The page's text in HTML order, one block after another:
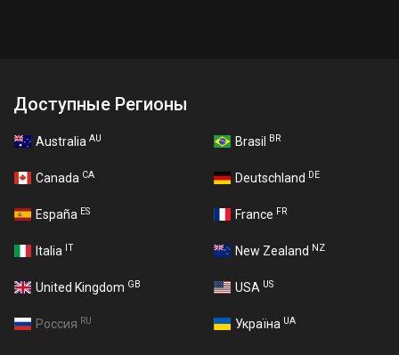
Доступные Регионы
Australia AU Brasil BR
Canada CA Deutschland DE
España ES France FR
Italia IT New Zealand NZ
United Kingdom GB USA US
Россия RU Україна UA